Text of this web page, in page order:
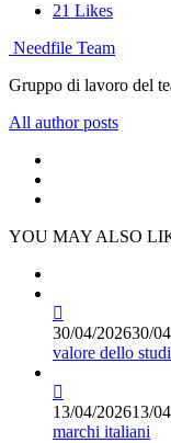
21 Likes
Needfile Team
Gruppo di lavoro del
All author posts
YOU MAY ALSO
30/04/202630/
valore dello
13/04/202613/
marchi italiani